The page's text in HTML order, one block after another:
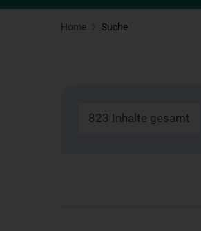
Home Suche
823 Inhalte gesamt